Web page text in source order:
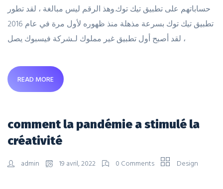
حساباتهم على تطبيق تيك توك.وهذ الرقم ليس مبالغة ، لقد تطور
تطبيق تيك توك بسرعة مذهلة منذ ظهوره لأول مرة في عام 2016
، لقد أصبح أول تطبيق غير مملوك لـشركة فيسبوك يصل
READ MORE
comment la pandémie a stimulé la
créativité
admin 19 avril, 2022 0 Comments Design